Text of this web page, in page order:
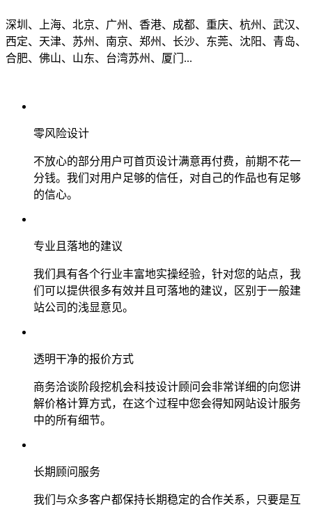
深圳、上海、北京、广州、香港、成都、重庆、杭州、武汉、
西定、天津、苏州、南京、郑州、长沙、东莞、沈阳、青岛、
合肥、佛山、山东、台湾苏州、厦门...
零风险设计
不放心的部分用户可首页设计满意再付费，前期不花一
分钱。我们对用户足够的信任，对自己的作品也有足够
的信心。
专业且落地的建议
我们具有各个行业丰富地实操经验，针对您的站点，我
们可以提供很多有效并且可落地的建议，区别于一般建
站公司的浅显意见。
透明干净的报价方式
商务洽谈阶段挖机会科技设计顾问会非常详细的向您讲
解价格计算方式，在这个过程中您会得知网站设计服务
中的所有细节。
长期顾问服务
我们与众多客户都保持长期稳定的合作关系，只要是互